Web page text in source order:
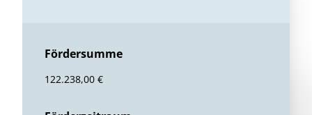
Fördersumme
122.238,00 €